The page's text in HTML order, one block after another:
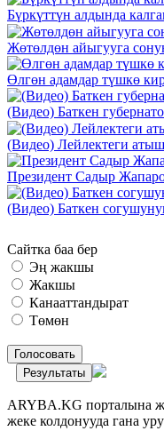
Бүркүттүн алдында
Жөтөлдөн айыгууга
Өлгөн адамдар түшкө
(Видео) Баткен
(Видео) Лейлектеги
Президент Садыр
(Видео) Баткен
Сайтка баа бер
Эң жакшы
Жакшы
Канааттандырат
Төмөн
Голосовать
Результаты
ARYBA.KG порталына
жеке колдонууда гана